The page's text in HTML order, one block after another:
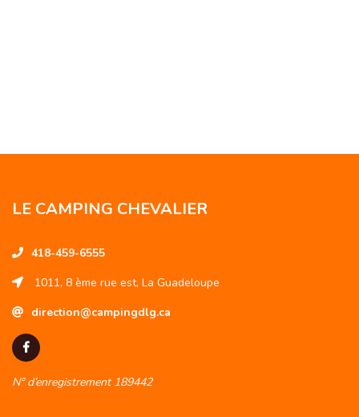
LE CAMPING CHEVALIER
418-459-6555
1011, 8 ème rue est, La Guadeloupe
direction@campingdlg.ca
N° d’enregistrement 189442